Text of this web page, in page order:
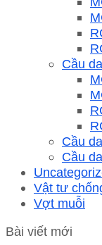
Cầu
Cầu
Cầu
Vật tư
Vợt muỗi
Bài viết mới